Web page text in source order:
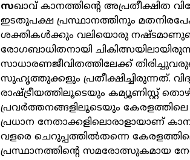
സഖാവ് കാനത്തിന്റെ അപ്രതീക്ഷിത
ഇടതുപക്ഷ പ്രസ്ഥാനത്തിനും
ശക്തികള്‍ക്കും വലിയൊരു
രോഗബാധിതനായി
സാധാരണജീവിതത്തിലേക്ക്
സുഹൃത്തുക്കളും പ്രതീക്ഷിച്ചിരുന്നത്.
രാഷ്ട്രീയത്തിലൂടെയും കമ്യൂണിസ്റ്റ്
പ്രവര്‍ത്തനങ്ങളിലൂടെയും കേരളത്തിലെ
പ്രധാന നേതാക്കളിലൊരാളായാണ്
വളരെ ചെറുപ്പത്തില്‍തന്നെ
പ്രസ്ഥാനത്തിന്റെ സമരോത്സുകമായ